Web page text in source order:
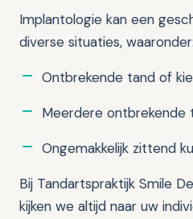
Implantologie kan een
diverse situaties, waaronder:
Ontbrekende tand of
Meerdere ontbrekende
Ongemakkelijk zittend
Bij Tandartspraktijk Smile
kijken we altijd naar uw